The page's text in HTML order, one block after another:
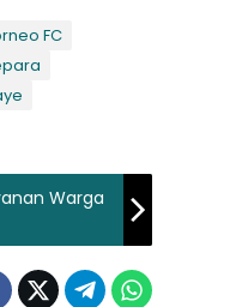
FC
Warga